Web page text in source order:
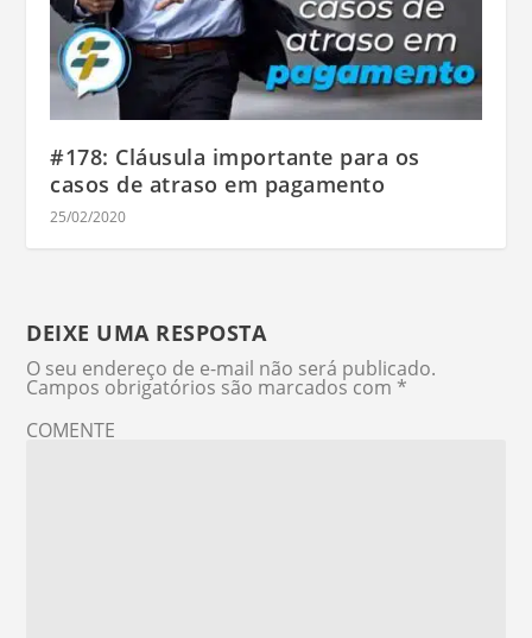
#178: Cláusula importante para os
casos de atraso em pagamento
25/02/2020
DEIXE UMA RESPOSTA
O seu endereço de e-mail não será publicado.
Campos obrigatórios são marcados com *
COMENTE